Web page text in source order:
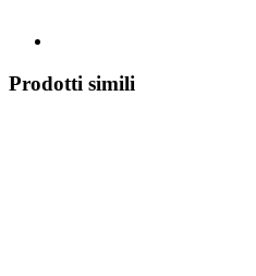
Prodotti simili